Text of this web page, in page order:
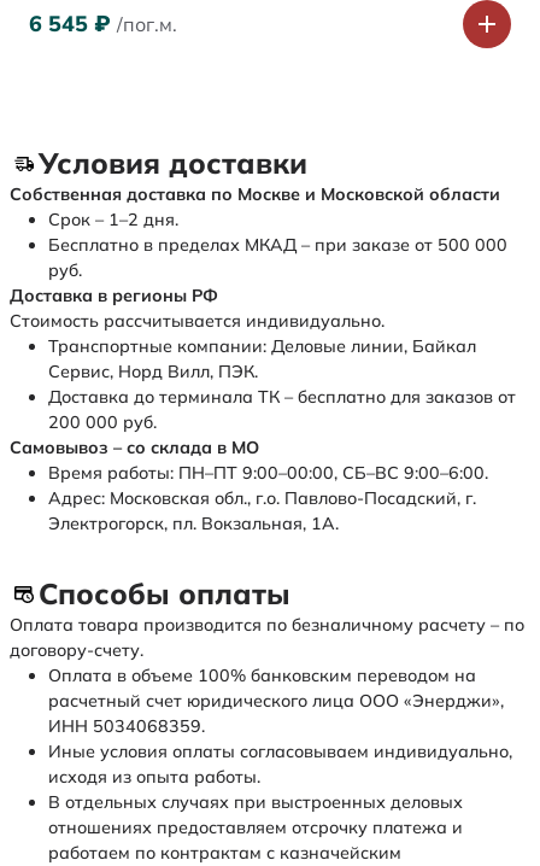
6 545 ₽ /пог.м.
Условия доставки
Собственная доставка по Москве и Московской области
Срок – 1–2 дня.
Бесплатно в пределах МКАД – при заказе от 500 000
руб.
Доставка в регионы РФ
Стоимость рассчитывается индивидуально.
Транспортные компании: Деловые линии, Байкал
Сервис, Норд Вилл, ПЭК.
Доставка до терминала ТК – бесплатно для заказов от
200 000 руб.
Самовывоз – со склада в МО
Время работы: ПН–ПТ 9:00–00:00, СБ–ВС 9:00–6:00.
Адрес: Московская обл., г.о. Павлово-Посадский, г.
Электрогорск, пл. Вокзальная, 1А.
Способы оплаты
Оплата товара производится по безналичному расчету – по
договору-счету.
Оплата в объеме 100% банковским переводом на
расчетный счет юридического лица ООО «Энерджи»,
ИНН 5034068359.
Иные условия оплаты согласовываем индивидуально,
исходя из опыта работы.
В отдельных случаях при выстроенных деловых
отношениях предоставляем отсрочку платежа и
работаем по контрактам с казначейским